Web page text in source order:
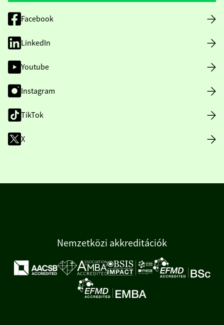
Facebook
LinkedIn
Youtube
Instagram
TikTok
X
Nemzetközi akkreditációk